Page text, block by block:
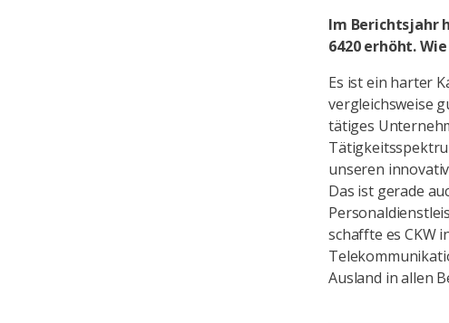
Im Berichtsjahr
6420 erhöht.
Es ist ein harter
vergleichsweise
tätiges
unseren
Das ist gerade
schaffte es CKW
Ausland in allen